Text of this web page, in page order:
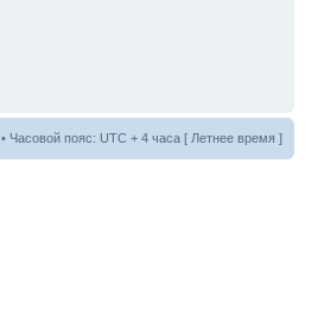
• Часовой пояс: UTC + 4 часа [ Летнее время ]